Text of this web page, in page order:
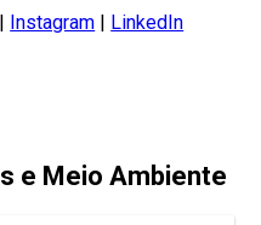
| Instagram | LinkedIn
e Meio Ambiente